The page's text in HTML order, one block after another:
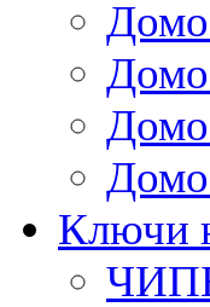
Ключи